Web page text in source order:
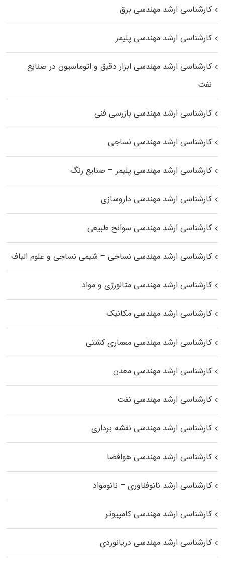
کارشناسی ارشد مهندسی برق
کارشناسی ارشد مهندسی پلیمر
کارشناسی ارشد مهندسی ابزار دقیق و اتوماسیون در صنایع
نفت
کارشناسی ارشد مهندسی بازرسی فنی
کارشناسی ارشد مهندسی نساجی
کارشناسی ارشد مهندسی پلیمر – صنایع رنگ
کارشناسی ارشد مهندسی داروسازی
کارشناسی ارشد مهندسی سوانح طبیعی
کارشناسی ارشد مهندسی نساجی – شیمی نساجی و علوم الیاف
کارشناسی ارشد مهندسی متالورژی و مواد
کارشناسی ارشد مهندسی مکانیک
کارشناسی ارشد مهندسی معماری کشتی
کارشناسی ارشد مهندسی معدن
کارشناسی ارشد مهندسی نفت
کارشناسی ارشد مهندسی نقشه برداری
کارشناسی ارشد مهندسی هوافضا
کارشناسی ارشد نانوفناوری – نانومواد
کارشناسی ارشد مهندسی کامپیوتر
کارشناسی ارشد مهندسی دریانوردی